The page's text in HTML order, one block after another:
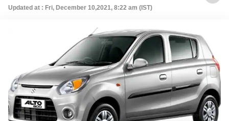
Updated at : Fri, December 10,2021, 8:22 am (IST)